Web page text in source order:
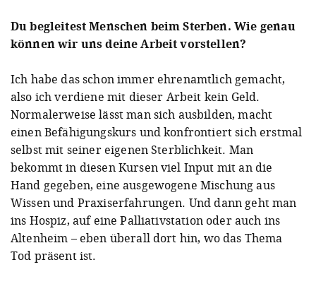
Du begleitest Menschen beim Sterben. Wie genau
können wir uns deine Arbeit vorstellen?
Ich habe das schon immer ehrenamtlich gemacht,
also ich verdiene mit dieser Arbeit kein Geld.
Normalerweise lässt man sich ausbilden, macht
einen Befähigungskurs und konfrontiert sich erstmal
selbst mit seiner eigenen Sterblichkeit. Man
bekommt in diesen Kursen viel Input mit an die
Hand gegeben, eine ausgewogene Mischung aus
Wissen und Praxiserfahrungen. Und dann geht man
ins Hospiz, auf eine Palliativstation oder auch ins
Altenheim – eben überall dort hin, wo das Thema
Tod präsent ist.